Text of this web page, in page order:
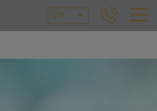
ZH